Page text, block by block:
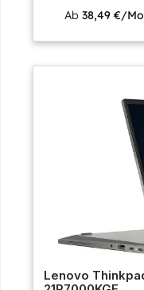
Ab38,49 €/
Lenovo